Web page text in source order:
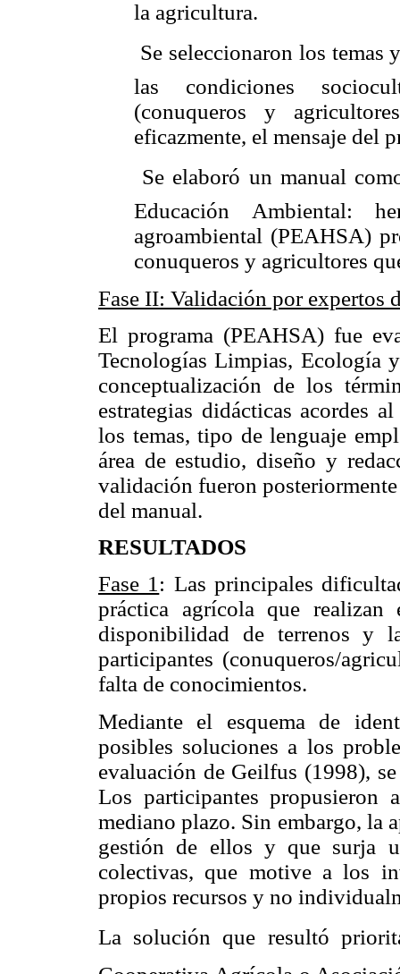
la agricultura.
 Se seleccionaron los
las condiciones
(conuqueros y
eficazmente, el mensaje del
 Se elaboró un manual
Educación Ambiental:
agroambiental (PEAHSA)
conuqueros y agricultores
Fase II: Validación por expertos
El programa (PEAHSA) fue
Tecnologías Limpias, Ecología
conceptualización de los
estrategias didácticas acordes
los temas, tipo de lenguaje
área de estudio, diseño y
validación fueron
del manual.
RESULTADOS
Fase 1 : Las principales
práctica agrícola que
disponibilidad de terrenos y
participantes (conuqueros/
falta de conocimientos.
Mediante el esquema de
posibles soluciones a los
evaluación de Geilfus (1998),
Los participantes propusieron
mediano plazo. Sin embargo, la
gestión de ellos y que surja
colectivas, que motive a los
propios recursos y no
La solución que resultó